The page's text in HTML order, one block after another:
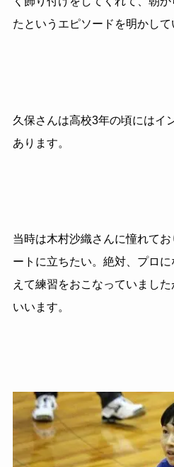
たというエピソードを明かして
久保さんは高校3年の頃にはイ
あります。
当時は木村沙織さんに憧れて
ートに立ちたい。絶対、プロ
えて練習をおこなっていまし
いいます。